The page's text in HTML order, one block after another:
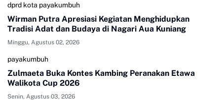
dprd kota payakumbuh
Wirman Putra Apresiasi Kegiatan Menghidupkan
Tradisi Adat dan Budaya di Nagari Aua Kuniang
Minggu, Agustus 02, 2026
payakumbuh
Zulmaeta Buka Kontes Kambing Peranakan Etawa
Walikota Cup 2026
Senin, Agustus 03, 2026